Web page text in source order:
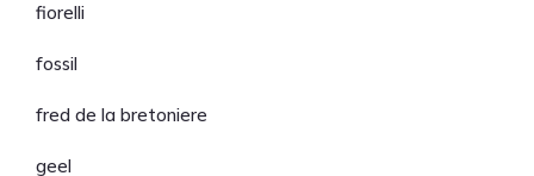
fiorelli
fossil
fred de la bretoniere
geel